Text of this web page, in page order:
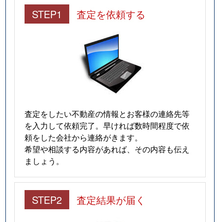
STEP1 査定を依頼する
査定をしたい不動産の情報とお客様の連絡先等
を入力して依頼完了。早ければ数時間程度で依
頼をした会社から連絡がきます。
希望や相談する内容があれば、その内容も伝え
ましょう。
STEP2 査定結果が届く